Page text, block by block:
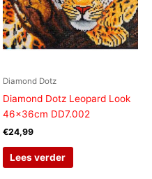
Diamond Dotz
Diamond Dotz Leopard Look
46x36cm DD7.002
€24,99
Lees verder